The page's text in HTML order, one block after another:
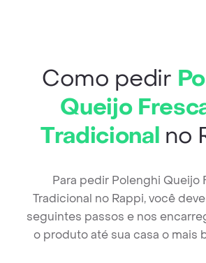
Como pedir
Queijo
Tradicional no
Para pedir Polenghi Queijo
Tradicional no Rappi, você
seguintes passos e nos
o produto até sua casa o mais